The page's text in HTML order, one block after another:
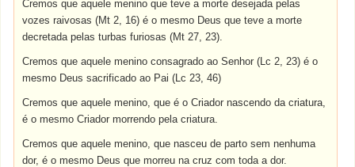
Cremos que aquele menino que teve a morte desejada pelas
vozes raivosas (Mt 2, 16) é o mesmo Deus que teve a morte
decretada pelas turbas furiosas (Mt 27, 23).
Cremos que aquele menino consagrado ao Senhor (Lc 2, 23) é o
mesmo Deus sacrificado ao Pai (Lc 23, 46)
Cremos que aquele menino, que é o Criador nascendo da criatura,
é o mesmo Criador morrendo pela criatura.
Cremos que aquele menino, que nasceu de parto sem nenhuma
dor, é o mesmo Deus que morreu na cruz com toda a dor.